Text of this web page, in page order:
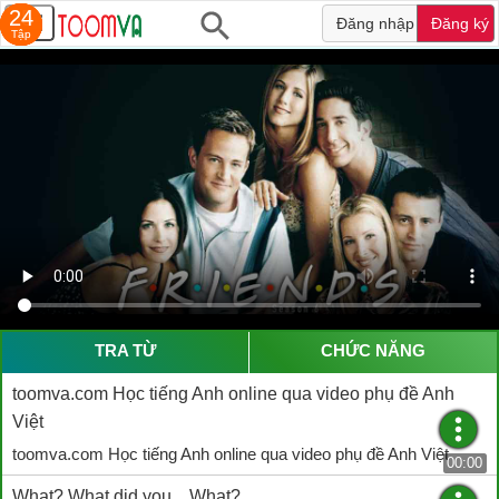
Đăng nhập Đăng ký
TRA TỪ CHỨC NĂNG
toomva.com Học tiếng Anh online qua video phụ đề Anh
Việt
toomva.com Học tiếng Anh online qua video phụ đề Anh Việt00:00
22
Tập
24
Tập
24
Tập
24
Tập
25
Tập
24
Tập
24
Tập